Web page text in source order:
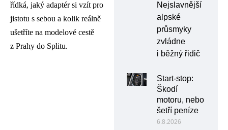
řídká, jaký adaptér si vzít pro
jistotu s sebou a kolik reálně
ušetříte na modelové cestě
z Prahy do Splitu.
Nejslavnější
alpské
průsmyky
zvládne
i běžný řidič
Start-stop:
Škodí
motoru, nebo
šetří peníze
6.8.2026